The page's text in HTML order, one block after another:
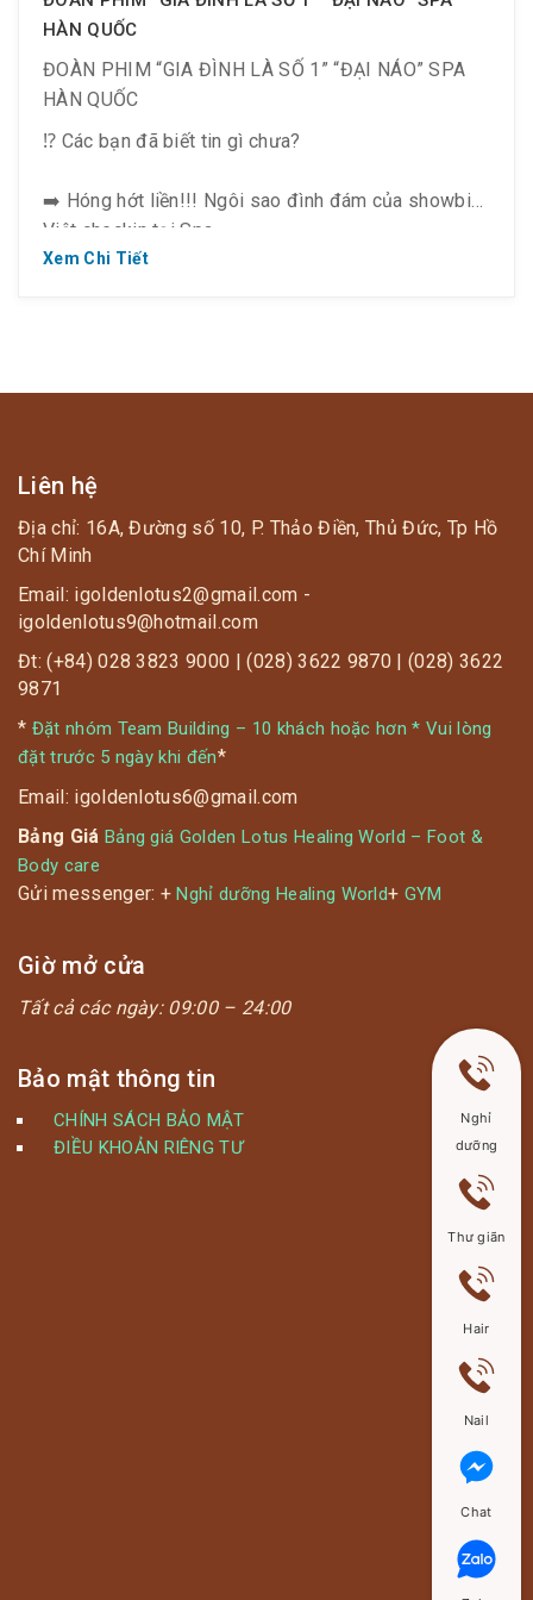
HÀN QUỐC
ĐOÀN PHIM “GIA ĐÌNH LÀ SỐ 1” “ĐẠI NÁO” SPA
HÀN QUỐC
⁉️ Các bạn đã biết tin gì chưa?
➡️ Hóng hớt liền!!! Ngôi sao đình đám của showbiz
Việt checkin tại Spa.
Xem Chi Tiết
Liên hệ
Địa chỉ: 16A, Đường số 10, P. Thảo Điền, Thủ Đức, Tp Hồ
Chí Minh
Email: igoldenlotus2@gmail.com -
igoldenlotus9@hotmail.com
Đt: (+84) 028 3823 9000 | (028) 3622 9870 | (028) 3622
9871
* Đặt nhóm Team Building – 10 khách hoặc hơn * Vui lòng
đặt trước 5 ngày khi đến*
Email: igoldenlotus6@gmail.com
Bảng Giá Bảng giá Golden Lotus Healing World – Foot &
Body care
Gửi messenger: +Nghỉ dưỡng Healing World+ GYM
Giờ mở cửa
Tất cả các ngày: 09:00 – 24:00
Bảo mật thông tin
CHÍNH SÁCH BẢO MẬT
ĐIỀU KHOẢN RIÊNG TƯ
Nghỉ
dưỡng
Thư giãn
Hair
Nail
Chat